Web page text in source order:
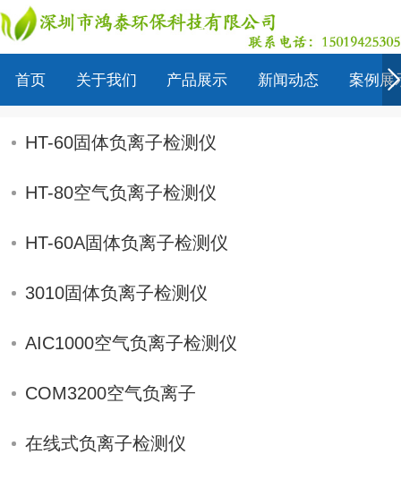
-
首页 关于我们 产品展示 新闻动态 案例展
HT-60固体负离子检测仪
HT-80空气负离子检测仪
HT-60A固体负离子检测仪
3010固体负离子检测仪
AIC1000空气负离子检测仪
COM3200空气负离子
在线式负离子检测仪